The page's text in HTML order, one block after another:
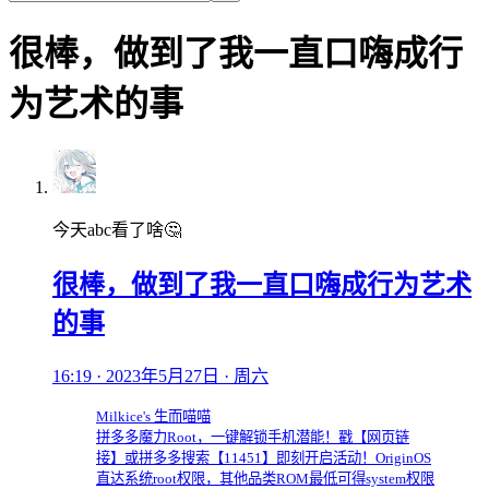
很棒，做到了我一直口嗨成行
为艺术的事
今天abc看了啥🤔
很棒，做到了我一直口嗨成行为艺术
的事
16:19 · 2023年5月27日 · 周六
Milkice's 生而喵喵
拼多多魔力Root，一键解锁手机潜能！戳【网页链
接】或拼多多搜索【11451】即刻开启活动！OriginOS
直达系统root权限，其他品类ROM最低可得system权限